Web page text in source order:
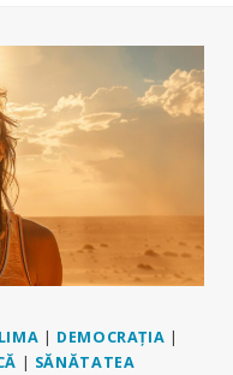
| DEMOCRAȚIA |
| SĂNĂTATEA